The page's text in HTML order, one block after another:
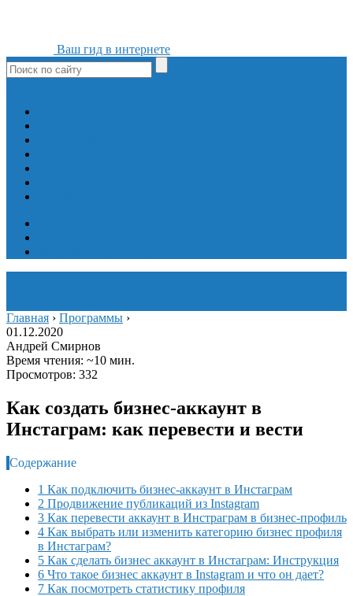
Ваш гид в интернете
Главная › Программы ›
01.12.2020
Андрей Смирнов
Время чтения: ~10 мин.
Просмотров: 332
Как создать бизнес-аккаунт в
Инстаграм: как перевести и вести
Содержание
1 Как подключить бизнес-аккаунт в Инстаграм
2 Продвижение публикаций из Instagram
3 Как перевести аккаунт в Инстраграм в бизнес-профиль
4 Как выбрать или изменить категорию бизнес профиля
в Инстаграм?
5 Как сделать бизнес аккаунт в Инстаграм: Инструкция
6 Что такое бизнес аккаунт в Instagram и что он дает?
7 Как посмотреть статистику профиля